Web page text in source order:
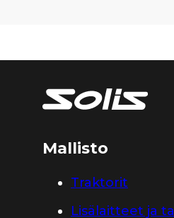
Mallisto
Traktorit
Lisälaitteet ja